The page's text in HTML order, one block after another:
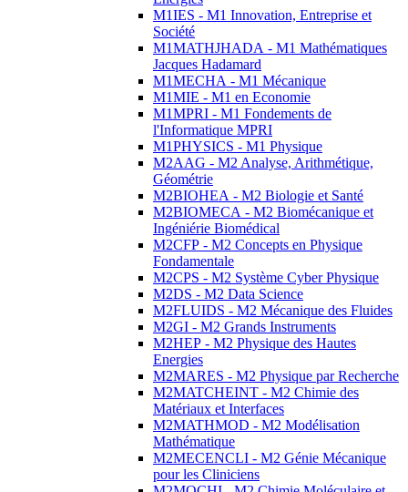
M1IES - M1 Innovation, Entreprise et
Société
M1MATHJHADA - M1 Mathématiques
Jacques Hadamard
M1MECHA - M1 Mécanique
M1MIE - M1 en Economie
M1MPRI - M1 Fondements de
l'Informatique MPRI
M1PHYSICS - M1 Physique
M2AAG - M2 Analyse, Arithmétique,
Géométrie
M2BIOHEA - M2 Biologie et Santé
M2BIOMECA - M2 Biomécanique et
Ingéniérie Biomédical
M2CFP - M2 Concepts en Physique
Fondamentale
M2CPS - M2 Système Cyber Physique
M2DS - M2 Data Science
M2FLUIDS - M2 Mécanique des Fluides
M2GI - M2 Grands Instruments
M2HEP - M2 Physique des Hautes
Energies
M2MARES - M2 Physique par Recherche
M2MATCHEINT - M2 Chimie des
Matériaux et Interfaces
M2MATHMOD - M2 Modélisation
Mathématique
M2MECENCLI - M2 Génie Mécanique
pour les Cliniciens